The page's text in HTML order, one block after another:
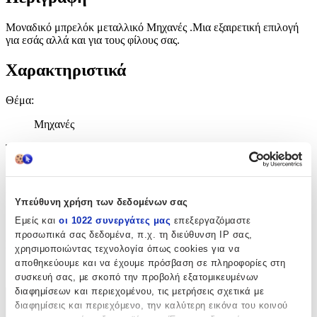
Υπεύθυνη χρήση των δεδομένων σας
Εμείς και οι 1022 συνεργάτες μας επεξεργαζόμαστε
προσωπικά σας δεδομένα, π.χ. τη διεύθυνση IP σας,
χρησιμοποιώντας τεχνολογία όπως cookies για να
αποθηκεύουμε και να έχουμε πρόσβαση σε πληροφορίες στη
συσκευή σας, με σκοπό την προβολή εξατομικευμένων
διαφημίσεων και περιεχομένου, τις μετρήσεις σχετικά με
διαφημίσεις και περιεχόμενο, την καλύτερη εικόνα του κοινού
Μοναδικό μπρελόκ μεταλλικό Μηχανές .Μια εξαιρετική επιλογή
για εσάς αλλά και για τους φίλους σας.
Χαρακτηριστικά
Θέμα:
Μηχανές
Τύπος
Υλικό
:
Μεταλλικό
Κατασκευαστής:
OEM
Χαρακτηριστικά